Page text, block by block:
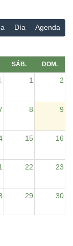
Día Agenda
SÁB. DOM.
1 2
8 9
15 16
22 23
29 30